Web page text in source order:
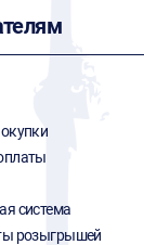
система
розыгрышей